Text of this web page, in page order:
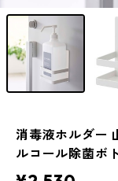
消毒液ホルダー
ルコール除菌ボ